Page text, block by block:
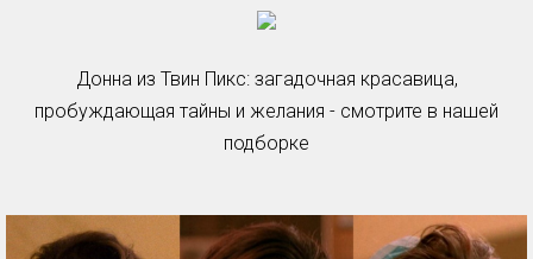
Донна из Твин Пикс: загадочная красавица,
пробуждающая тайны и желания - смотрите в нашей
подборке